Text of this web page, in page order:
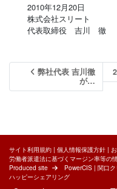
2010年12月20日
株式会社スリート
代表取締役 吉川 徹
弊社代表 吉川徹
が…
サイト利用規約 | 個人情報保護方針 |
労働者派遣法に基づくマージン率等の
Produced site
PowerCIS | 関口
ハッピーシェアリング